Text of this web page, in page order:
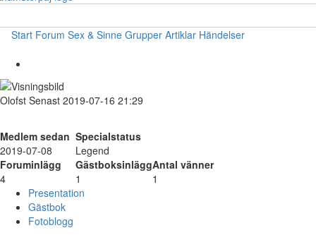
Start Forum Sex & Sinne Grupper Artiklar Händelser
Olofst Senast 2019-07-16 21:29
Medlem sedan Specialstatus
2019-07-08
Legend
Foruminlägg
GästboksinläggAntal vänner
4
1
1
Presentation
Gästbok
Fotoblogg